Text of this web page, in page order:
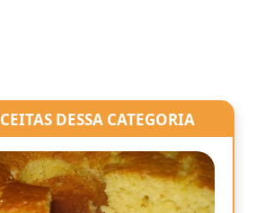
DESSA CATEGORIA